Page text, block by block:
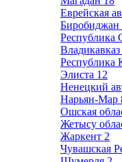
Еврейская
Биробиджан
Республика
Владикавказ
Республика
Элиста 12
Ненецкий
Нарьян-Мар
Ошская
Жетысу
Жаркент 2
Чувашская